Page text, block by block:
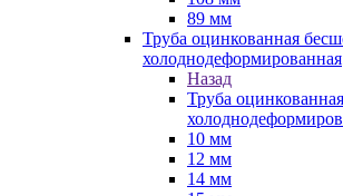
89 мм
Труба оцинкованная
холоднодеформированная
Назад
Труба
10 мм
12 мм
14 мм